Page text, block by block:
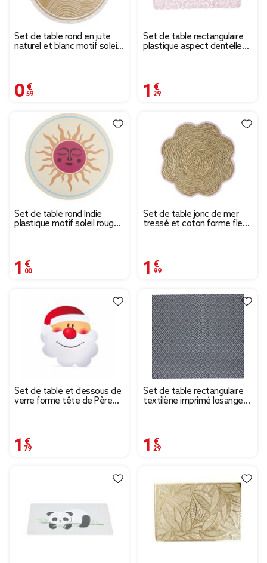
Set de table rond en jute
naturel et blanc motif soleil
0,59 €
Set de table rectangulaire
plastique aspect dentelle
1,29 €
Set de table rond Indie
plastique motif soleil rouge
1,00 €
Set de table jonc de mer
tressé et coton forme fleur
1,99 €
Set de table et dessous de
verre forme tête de Père
1,79 €
Set de table rectangulaire
textilène imprimé losanges
1,29 €